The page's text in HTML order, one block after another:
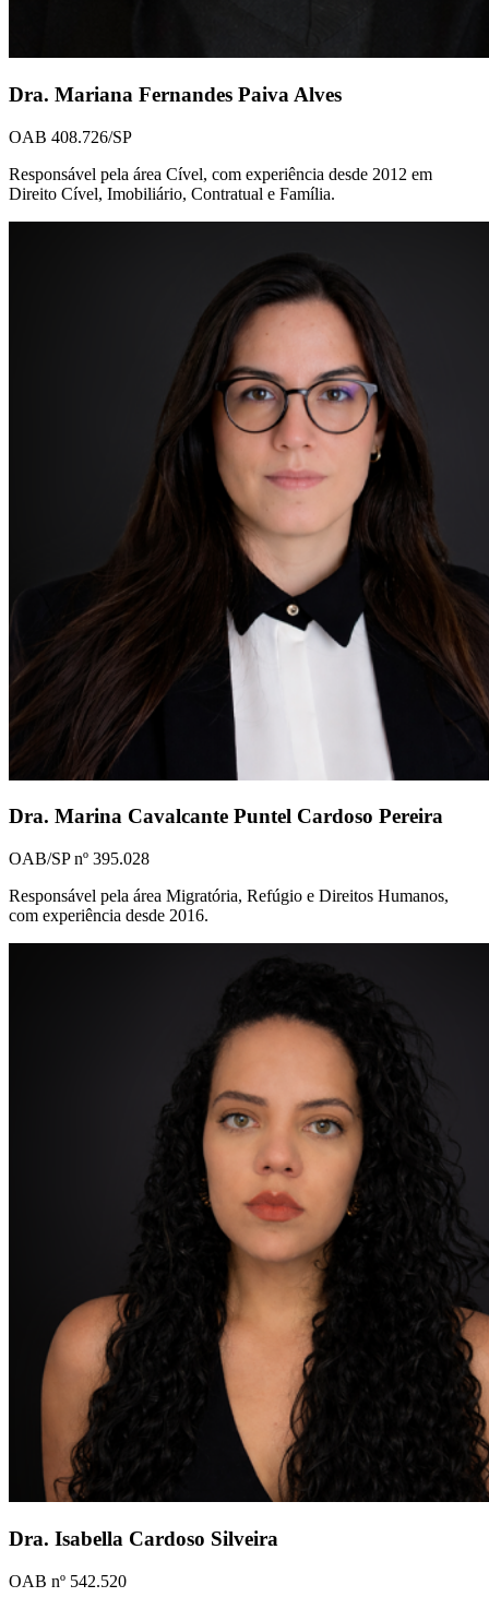
Dra. Mariana Fernandes Paiva Alves
OAB 408.726/SP
Responsável pela área Cível, com experiência desde 2012 em
Direito Cível, Imobiliário, Contratual e Família.
Dra. Marina Cavalcante Puntel Cardoso Pereira
OAB/SP nº 395.028
Responsável pela área Migratória, Refúgio e Direitos Humanos,
com experiência desde 2016.
Dra. Isabella Cardoso Silveira
OAB nº 542.520